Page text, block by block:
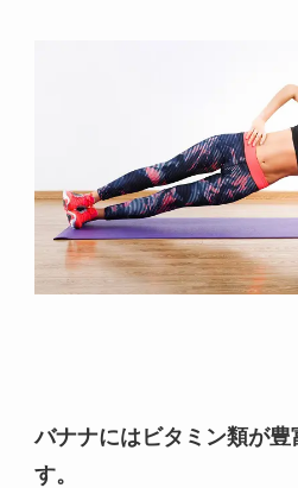
バナナにはビタミン類が豊
す。